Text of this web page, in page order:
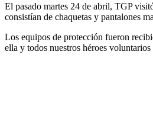
El pasado martes 24 de abril, TGP
consistían de chaquetas y pantalones
Los equipos de protección fueron
ella y todos nuestros héroes